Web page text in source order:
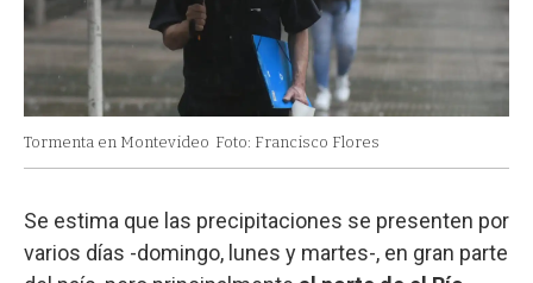
Tormenta en Montevideo Foto: Francisco Flores
Se estima que las precipitaciones se presenten por
varios días -domingo, lunes y martes-, en gran parte